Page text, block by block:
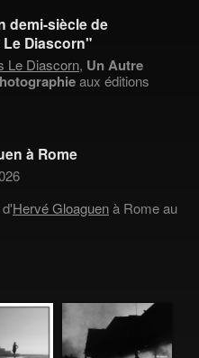
demi-siècle de
Diascorn"
Le Diascorn, Un Autre
aux éditions
à Rome
Hervé Gloaguenà Rome au